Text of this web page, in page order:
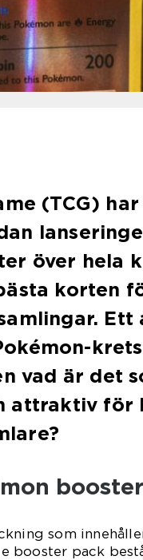
(TCG)
över hela
korten
Ett
vad är det
attraktiv för
som
booster pack